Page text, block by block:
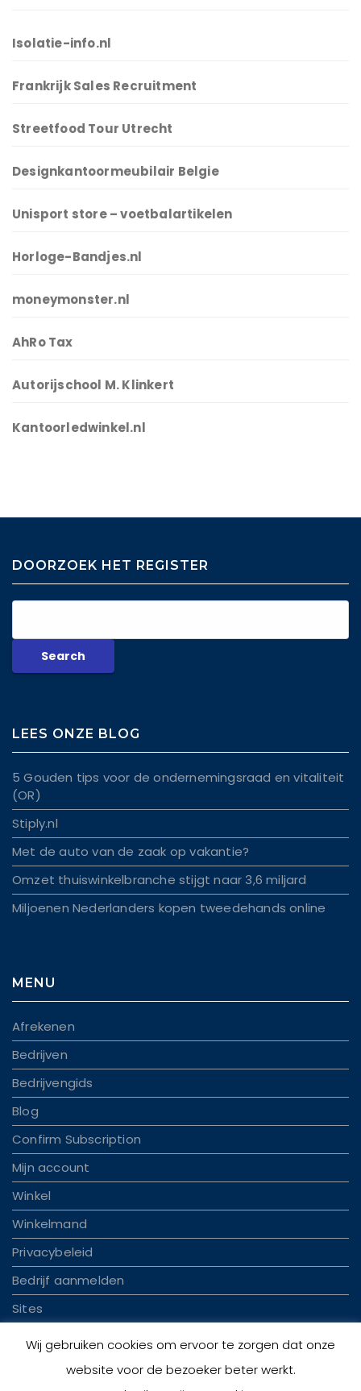
Isolatie-info.nl
Frankrijk Sales Recruitment
Streetfood Tour Utrecht
Designkantoormeubilair Belgie
Unisport store – voetbalartikelen
Horloge-Bandjes.nl
moneymonster.nl
AhRo Tax
Autorijschool M. Klinkert
Kantoorledwinkel.nl
DOORZOEK HET REGISTER
LEES ONZE BLOG
5 Gouden tips voor de ondernemingsraad en vitaliteit
(OR)
Stiply.nl
Met de auto van de zaak op vakantie?
Omzet thuiswinkelbranche stijgt naar 3,6 miljard
Miljoenen Nederlanders kopen tweedehands online
MENU
Afrekenen
Bedrijven
Bedrijvengids
Blog
Confirm Subscription
Mijn account
Winkel
Winkelmand
Privacybeleid
Bedrijf aanmelden
Sites
Wij gebruiken cookies om ervoor te zorgen dat onze
website voor de bezoeker beter werkt.